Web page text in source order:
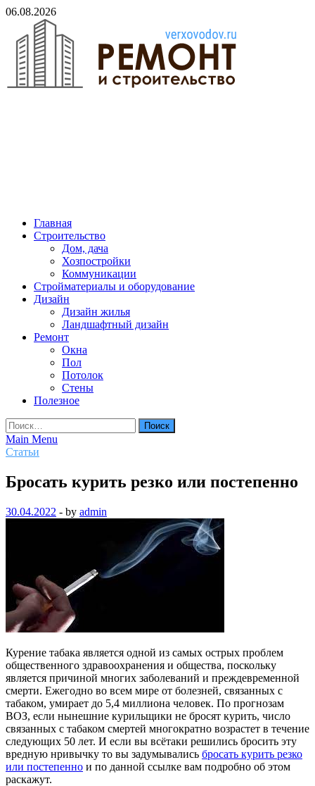
Skip
content
06.08.2026
Главная
Строительство
Дом, дача
Хозпостройки
Коммуникации
Стройматериалы и оборудование
Дизайн
Дизайн жилья
Ландшафтный дизайн
Ремонт
Окна
Пол
Потолок
Стены
Полезное
Найти:
Main Menu
Статьи
Бросать курить резко или постепенно
30.04.2022 - by admin
Курение табака является одной из самых острых проблем
общественного здравоохранения и общества, поскольку
является причиной многих заболеваний и преждевременной
смерти. Ежегодно во всем мире от болезней, связанных с
табаком, умирает до 5,4 миллиона человек. По прогнозам
ВОЗ, если нынешние курильщики не бросят курить, число
связанных с табаком смертей многократно возрастет в течение
следующих 50 лет. И если вы всётаки решились бросить эту
вредную нривычку то вы задумывались бросать курить резко
или постепенно и по данной ссылке вам подробно об этом
раскажут.